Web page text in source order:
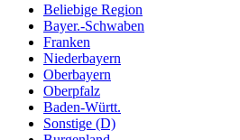
Beliebige Region
Bayer.-Schwaben
Franken
Niederbayern
Oberbayern
Oberpfalz
Baden-Württ.
Sonstige (D)